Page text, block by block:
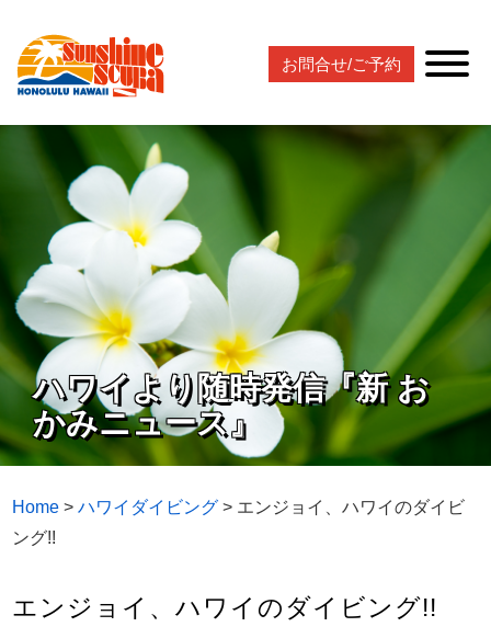
お問合せ/ご予約
ハワイより随時発信『新 お
かみニュース』
Home >ハワイダイビング > エンジョイ、ハワイのダイビ
ング!!
エンジョイ、ハワイのダイビング!!